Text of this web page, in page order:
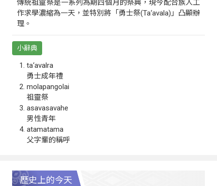
傳統祖靈祭是一系列為期四個月的祭典，現今配合族人工
作求學濃縮為一天，並特別將「勇士祭(Ta‘avala)」凸顯辦
理。
小辭典
ta‘avalra
勇士成年禮
molapangolai
祖靈祭
asavasavahe
男性青年
atamatama
父字輩的稱呼
歷史上的今天